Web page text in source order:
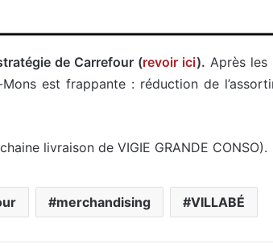
de Carrefour (revoir ici). Après
est frappante : réduction de
livraison de VIGIE GRANDE CONSO).
merchandising VILLABÉ